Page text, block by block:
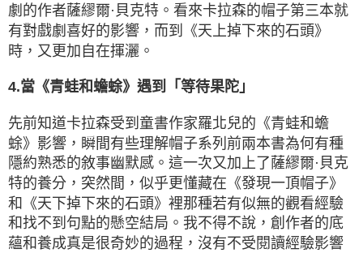
劇的作者薩繆爾·貝克特。看來卡拉森的帽子第三本就
有對戲劇喜好的影響，而到《天上掉下來的石頭》
時，又更加自在揮灑。
4.當《青蛙和蟾蜍》遇到「等待果陀」
先前知道卡拉森受到童書作家羅北兒的《青蛙和蟾
蜍》影響，瞬間有些理解帽子系列前兩本書為何有種
隱約熟悉的敘事幽默感。這一次又加上了薩繆爾·貝克
特的養分，突然間，似乎更懂藏在《發現一頂帽子》
和《天下掉下來的石頭》裡那種若有似無的觀看經驗
和找不到句點的懸空結局。我不得不說，創作者的底
蘊和養成真是很奇妙的過程，沒有不受閱讀經驗影響